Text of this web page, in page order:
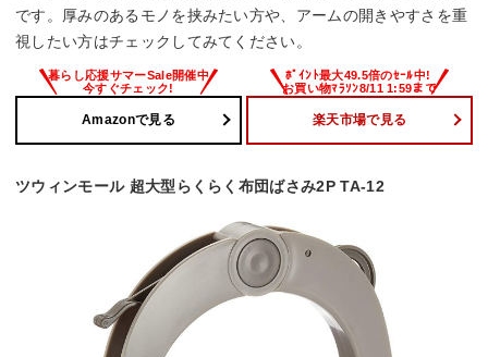
です。厚みのあるモノを挟みたい方や、アームの開きやすさを重
視したい方はチェックしてみてください。
Amazonで見る 楽天市場で見る
ツウィンモール 超大型らくらく布団ばさみ2P TA-12